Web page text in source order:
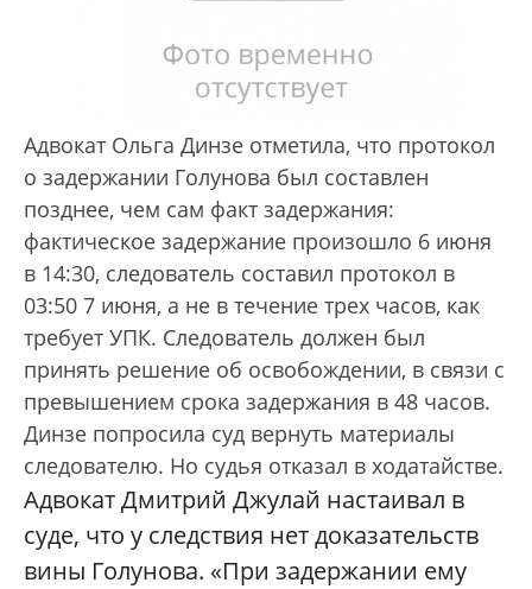
Адвокат Ольга Динзе отметила, что протокол
о задержании Голунова был составлен
позднее, чем сам факт задержания:
фактическое задержание произошло 6 июня
в 14:30, следователь составил протокол в
03:50 7 июня, а не в течение трех часов, как
требует УПК. Следователь должен был
принять решение об освобождении, в связи с
превышением срока задержания в 48 часов.
Динзе попросила суд вернуть материалы
следователю. Но судья отказал в ходатайстве.
Адвокат Дмитрий Джулай настаивал в
суде, что у следствия нет доказательств
вины Голунова. «При задержании ему